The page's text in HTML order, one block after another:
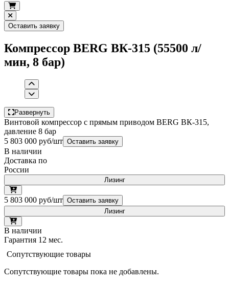
Оставить заявку
Компрессор BERG ВК-315 (55500 л/
мин, 8 бар)
Развернуть
Винтовой компрессор с прямым приводом BERG ВК-315,
давление 8 бар
5 803 000 руб/шт Оставить заявку
В наличии
Доставка по
России
Лизинг
5 803 000 руб/шт Оставить заявку
Лизинг
В наличии
Гарантия 12 мес.
Сопутствующие товары
Сопутствующие товары пока не добавлены.